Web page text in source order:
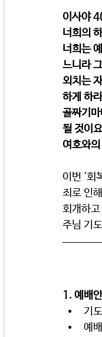
이사야
너희의
너희는
느니라
외치는
하게 하라
골짜기
될 것이요
여호와
이번 '회
죄로 인
회개하
주님 기
1. 예배
기
예